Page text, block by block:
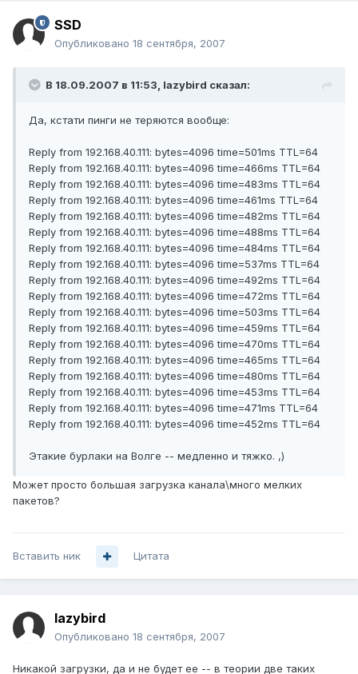
SSD
Опубликовано 18 сентября, 2007
В 18.09.2007 в 11:53, lazybird сказал:
Да, кстати пинги не теряются вообще:
Reply from 192.168.40.111: bytes=4096 time=501ms TTL=64
Reply from 192.168.40.111: bytes=4096 time=466ms TTL=64
Reply from 192.168.40.111: bytes=4096 time=483ms TTL=64
Reply from 192.168.40.111: bytes=4096 time=461ms TTL=64
Reply from 192.168.40.111: bytes=4096 time=482ms TTL=64
Reply from 192.168.40.111: bytes=4096 time=488ms TTL=64
Reply from 192.168.40.111: bytes=4096 time=484ms TTL=64
Reply from 192.168.40.111: bytes=4096 time=537ms TTL=64
Reply from 192.168.40.111: bytes=4096 time=492ms TTL=64
Reply from 192.168.40.111: bytes=4096 time=472ms TTL=64
Reply from 192.168.40.111: bytes=4096 time=503ms TTL=64
Reply from 192.168.40.111: bytes=4096 time=459ms TTL=64
Reply from 192.168.40.111: bytes=4096 time=470ms TTL=64
Reply from 192.168.40.111: bytes=4096 time=465ms TTL=64
Reply from 192.168.40.111: bytes=4096 time=480ms TTL=64
Reply from 192.168.40.111: bytes=4096 time=453ms TTL=64
Reply from 192.168.40.111: bytes=4096 time=471ms TTL=64
Reply from 192.168.40.111: bytes=4096 time=452ms TTL=64
Этакие бурлаки на Волге -- медленно и тяжко. ,)
Может просто большая загрузка канала\много мелких
пакетов?
Вставить ник Цитата
lazybird
Опубликовано 18 сентября, 2007
Никакой загрузки, да и не будет ее -- в теории две таких